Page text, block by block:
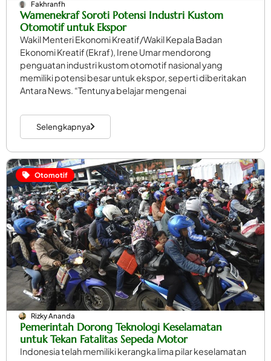
Fakhranfh
Wamenekraf Soroti Potensi Industri Kustom
Otomotif untuk Ekspor
Wakil Menteri Ekonomi Kreatif/Wakil Kepala Badan
Ekonomi Kreatif (Ekraf), Irene Umar mendorong
penguatan industri kustom otomotif nasional yang
memiliki potensi besar untuk ekspor, seperti diberitakan
Antara News. “Tentunya belajar mengenai
Selengkapnya
Otomotif
Rizky Ananda
Pemerintah Dorong Teknologi Keselamatan
untuk Tekan Fatalitas Sepeda Motor
Indonesia telah memiliki kerangka lima pilar keselamatan